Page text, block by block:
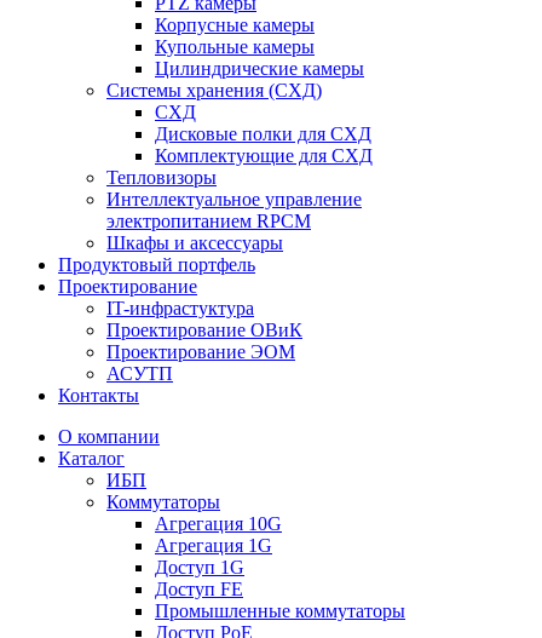
Корпусные камеры
Купольные камеры
Цилиндрические камеры
Системы хранения (СХД)
СХД
Дисковые полки для СХД
Комплектующие для СХД
Тепловизоры
Интеллектуальное управление
электропитанием RPCM
Шкафы и аксессуары
Продуктовый портфель
Проектирование
IT-инфрастуктура
Проектирование ОВиК
Проектирование ЭОМ
АСУТП
Контакты
О компании
Каталог
ИБП
Коммутаторы
Агрегация 10G
Агрегация 1G
Доступ 1G
Доступ FE
Промышленные коммутаторы
Доступ PoE